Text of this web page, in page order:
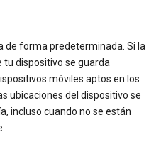
de forma predeterminada. Si la
tu dispositivo se guarda
móviles aptos en los
ubicaciones del dispositivo se
incluso cuando no se están